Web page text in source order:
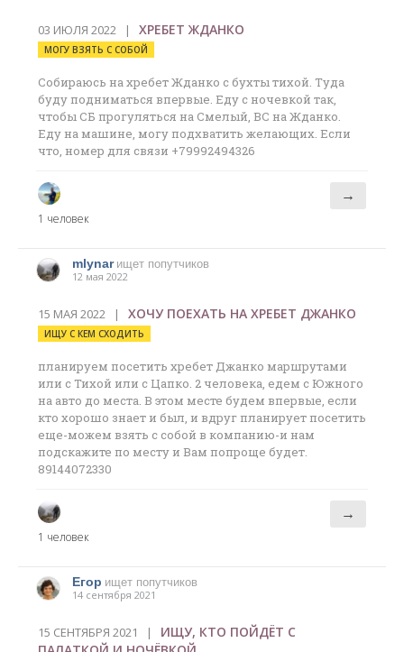
03 ИЮЛЯ 2022 | ХРЕБЕТ ЖДАНКО
МОГУ ВЗЯТЬ С СОБОЙ
Собираюсь на хребет Жданко с бухты тихой. Туда
буду подниматься впервые. Еду с ночевкой так,
чтобы СБ прогуляться на Смелый, ВС на Жданко.
Еду на машине, могу подхватить желающих. Если
что, номер для связи +79992494326
1 человек
→
mlynar ищет попутчиков
12 мая 2022
15 МАЯ 2022 | ХОЧУ ПОЕХАТЬ НА ХРЕБЕТ ДЖАНКО
ИЩУ С КЕМ СХОДИТЬ
планируем посетить хребет Джанко маршрутами
или с Тихой или с Цапко. 2 человека, едем с Южного
на авто до места. В этом месте будем впервые, если
кто хорошо знает и был, и вдруг планирует посетить
еще-можем взять с собой в компанию-и нам
подскажите по месту и Вам попроще будет.
89144072330
1 человек
→
Егор ищет попутчиков
14 сентября 2021
15 СЕНТЯБРЯ 2021 | ИЩУ, КТО ПОЙДЁТ С